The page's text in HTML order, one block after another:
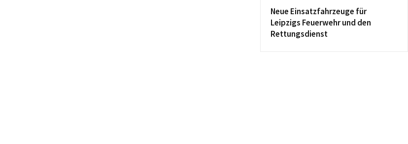
Neue Einsatzfahrzeuge für
Leipzigs Feuerwehr und den
Rettungsdienst